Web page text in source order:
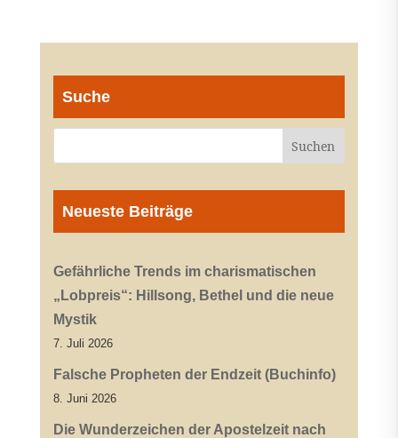
Suche
Neueste Beiträge
Gefährliche Trends im charismatischen
„Lobpreis“: Hillsong, Bethel und die neue
Mystik
7. Juli 2026
Falsche Propheten der Endzeit (Buchinfo)
8. Juni 2026
Die Wunderzeichen der Apostelzeit nach